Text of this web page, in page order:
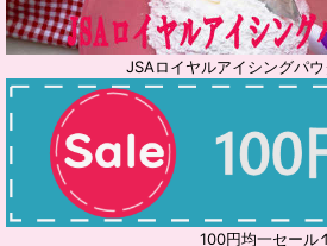
JSAロイヤルアイシングパ
100円均一セール